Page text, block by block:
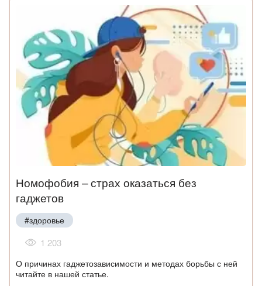
Номофобия – страх оказаться без
гаджетов
#здоровье
1 203
О причинах гаджетозависимости и методах борьбы с ней
читайте в нашей статье.